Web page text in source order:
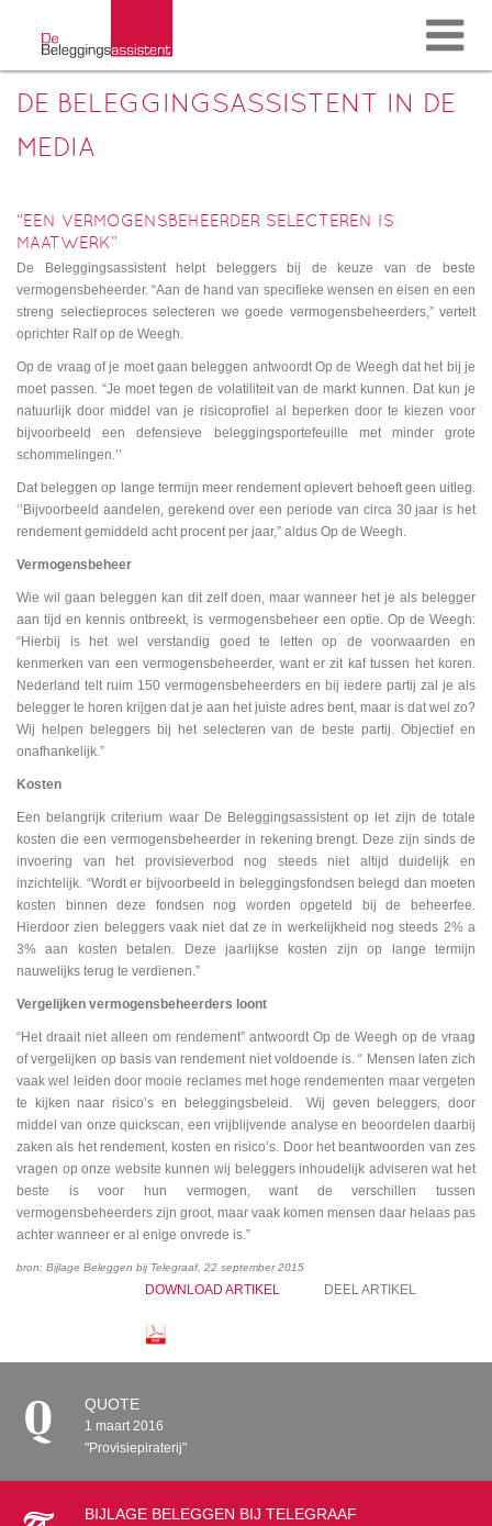
DE BELEGGINGSASSISTENT IN DE
MEDIA
“EEN VERMOGENSBEHEERDER SELECTEREN IS
MAATWERK”
De Beleggingsassistent helpt beleggers bij de keuze van de beste
vermogensbeheerder. “Aan de hand van specifieke wensen en eisen en een
streng selectieproces selecteren we goede vermogensbeheerders,” vertelt
oprichter Ralf op de Weegh.
Op de vraag of je moet gaan beleggen antwoordt Op de Weegh dat het bij je
moet passen. “Je moet tegen de volatiliteit van de markt kunnen. Dat kun je
natuurlijk door middel van je risicoprofiel al beperken door te kiezen voor
bijvoorbeeld een defensieve beleggingsportefeuille met minder grote
schommelingen.’’
Dat beleggen op lange termijn meer rendement oplevert behoeft geen uitleg.
‘’Bijvoorbeeld aandelen, gerekend over een periode van circa 30 jaar is het
rendement gemiddeld acht procent per jaar,” aldus Op de Weegh.
Vermogensbeheer
Wie wil gaan beleggen kan dit zelf doen, maar wanneer het je als belegger
aan tijd en kennis ontbreekt, is vermogensbeheer een optie. Op de Weegh:
“Hierbij is het wel verstandig goed te letten op de voorwaarden en
kenmerken van een vermogensbeheerder, want er zit kaf tussen het koren.
Nederland telt ruim 150 vermogensbeheerders en bij iedere partij zal je als
belegger te horen krijgen dat je aan het juiste adres bent, maar is dat wel zo?
Wij helpen beleggers bij het selecteren van de beste partij. Objectief en
onafhankelijk.”
Kosten
Een belangrijk criterium waar De Beleggingsassistent op let zijn de totale
kosten die een vermogensbeheerder in rekening brengt. Deze zijn sinds de
invoering van het provisieverbod nog steeds niet altijd duidelijk en
inzichtelijk. “Wordt er bijvoorbeeld in beleggingsfondsen belegd dan moeten
kosten binnen deze fondsen nog worden opgeteld bij de beheerfee.
Hierdoor zien beleggers vaak niet dat ze in werkelijkheid nog steeds 2% a
3% aan kosten betalen. Deze jaarlijkse kosten zijn op lange termijn
nauwelijks terug te verdienen.”
Vergelijken vermogensbeheerders loont
“Het draait niet alleen om rendement” antwoordt Op de Weegh op de vraag
of vergelijken op basis van rendement niet voldoende is. “ Mensen laten zich
vaak wel leiden door mooie reclames met hoge rendementen maar vergeten
te kijken naar risico’s en beleggingsbeleid. Wij geven beleggers, door
middel van onze quickscan, een vrijblijvende analyse en beoordelen daarbij
zaken als het rendement, kosten en risico’s. Door het beantwoorden van zes
vragen op onze website kunnen wij beleggers inhoudelijk adviseren wat het
beste is voor hun vermogen, want de verschillen tussen
vermogensbeheerders zijn groot, maar vaak komen mensen daar helaas pas
achter wanneer er al enige onvrede is.”
bron: Bijlage Beleggen bij Telegraaf, 22 september 2015
DEEL ARTIKEL
DOWNLOAD ARTIKEL
QUOTE
1 maart 2016
"Provisiepiraterij"
BIJLAGE BELEGGEN BIJ TELEGRAAF